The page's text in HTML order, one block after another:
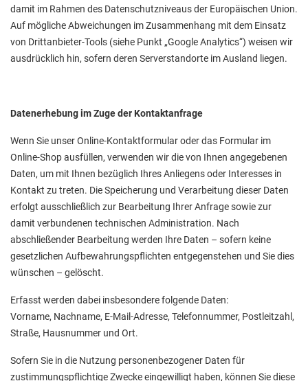
damit im Rahmen des Datenschutzniveaus der Europäischen Union.
Auf mögliche Abweichungen im Zusammenhang mit dem Einsatz
von Drittanbieter-Tools (siehe Punkt „Google Analytics“) weisen wir
ausdrücklich hin, sofern deren Serverstandorte im Ausland liegen.
Datenerhebung im Zuge der Kontaktanfrage
Wenn Sie unser Online-Kontaktformular oder das Formular im
Online-Shop ausfüllen, verwenden wir die von Ihnen angegebenen
Daten, um mit Ihnen bezüglich Ihres Anliegens oder Interesses in
Kontakt zu treten. Die Speicherung und Verarbeitung dieser Daten
erfolgt ausschließlich zur Bearbeitung Ihrer Anfrage sowie zur
damit verbundenen technischen Administration. Nach
abschließender Bearbeitung werden Ihre Daten – sofern keine
gesetzlichen Aufbewahrungspflichten entgegenstehen und Sie dies
wünschen – gelöscht.
Erfasst werden dabei insbesondere folgende Daten:
Vorname, Nachname, E-Mail-Adresse, Telefonnummer, Postleitzahl,
Straße, Hausnummer und Ort.
Sofern Sie in die Nutzung personenbezogener Daten für
zustimmungspflichtige Zwecke eingewilligt haben, können Sie diese